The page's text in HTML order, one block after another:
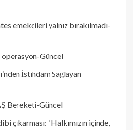
emekçileri yalnız bırakılmadı-
operasyon-Güncel
İstihdam Sağlayan
Bereketi-Güncel
çıkarması: “Halkımızın içinde,